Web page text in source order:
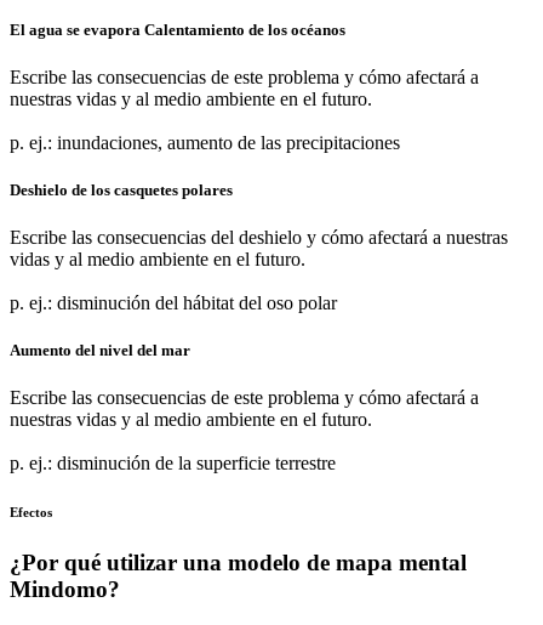
El agua se evapora Calentamiento de los océanos
Escribe las consecuencias de este problema y cómo afectará a
nuestras vidas y al medio ambiente en el futuro.
p. ej.: inundaciones, aumento de las precipitaciones
Deshielo de los casquetes polares
Escribe las consecuencias del deshielo y cómo afectará a nuestras
vidas y al medio ambiente en el futuro.
p. ej.: disminución del hábitat del oso polar
Aumento del nivel del mar
Escribe las consecuencias de este problema y cómo afectará a
nuestras vidas y al medio ambiente en el futuro.
p. ej.: disminución de la superficie terrestre
Efectos
¿Por qué utilizar una modelo de mapa mental
Mindomo?